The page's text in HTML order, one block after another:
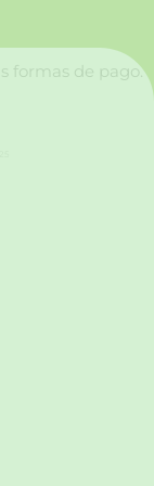
formas de pago.